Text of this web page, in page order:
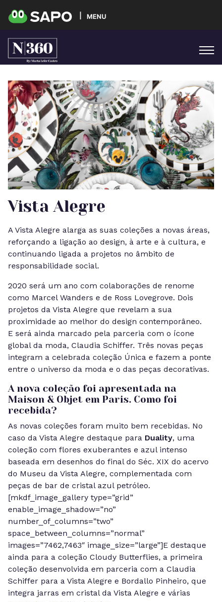
MENU
Vista Alegre
A Vista Alegre alarga as suas coleções a novas áreas,
reforçando a ligação ao design, à arte e à cultura, e
continuando ligada a projetos no âmbito de
responsabilidade social.
2020 será um ano com colaborações de renome
como Marcel Wanders e de Ross Lovegrove. Dois
projetos da Vista Alegre que revelam a sua
proximidade ao melhor do design contemporâneo.
E será ainda marcado pela parceria com o ícone
global da moda, Claudia Schiffer. Três novas peças
integram a celebrada coleção Única e fazem a ponte
entre o universo da moda e o das peças decorativas.
A nova coleção foi apresentada na
Maison & Objet em Paris. Como foi
recebida?
As novas coleções foram muito bem recebidas. No
caso da Vista Alegre destaque para Duality, uma
coleção com flores exuberantes e azul intenso
baseada em desenhos do final do Séc. XIX do acervo
do Museu da Vista Alegre, complementada com
peças de bar de cristal azul petróleo.
[mkdf_image_gallery type=”grid”
enable_image_shadow=”no”
number_of_columns=”two”
space_between_columns=”normal”
images=”7462,7463″ image_size=”large”]E destaque
ainda para a coleção Cloudy Butterflies, a primeira
coleção desenvolvida em parceria com a Claudia
Schiffer para a Vista Alegre e Bordallo Pinheiro, que
integra jarras em cristal da Vista Alegre e várias